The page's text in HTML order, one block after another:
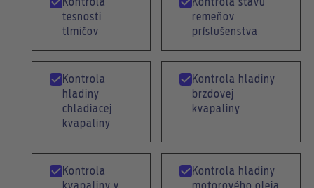
Kontrola
tesnosti
tlmičov
Kontrola stavu
remeňov
príslušenstva
Kontrola
hladiny
chladiacej
kvapaliny
Kontrola hladiny
brzdovej
kvapaliny
Kontrola
Kontrola hladiny